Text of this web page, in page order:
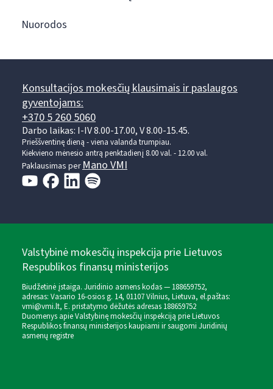
Nuorodos
Konsultacijos mokesčių klausimais ir paslaugos
gyventojams:
+370 5 260 5060
Darbo laikas: I-IV 8.00-17.00, V 8.00-15.45.
Prieššventinę dieną - viena valanda trumpiau.
Kiekvieno mėnesio antrą penktadienį 8.00 val. - 12.00 val.
Paklausimas per Mano VMI
Valstybinė mokesčių inspekcija prie Lietuvos
Respublikos finansų ministerijos
Biudžetinė įstaiga. Juridinio asmens kodas — 188659752,
adresas: Vasario 16-osios g. 14, 01107 Vilnius, Lietuva, el.paštas:
vmi@vmi.lt, E. pristatymo dėžutės adresas 188659752
Duomenys apie Valstybinę mokesčių inspekciją prie Lietuvos
Respublikos finansų ministerijos kaupiami ir saugomi Juridinių
asmenų registre